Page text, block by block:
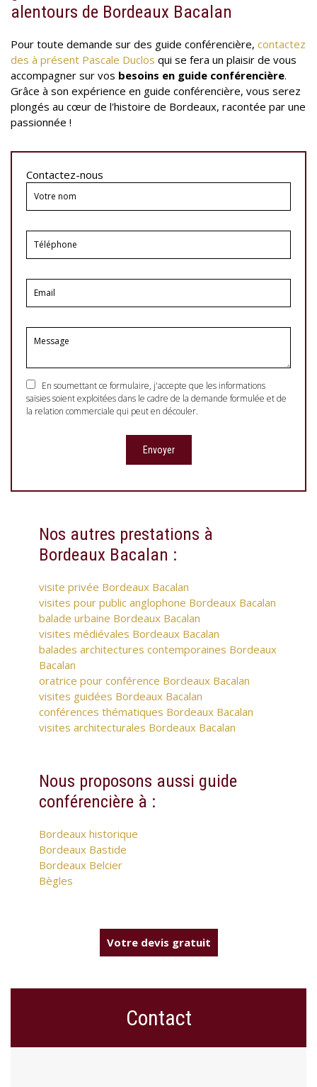
alentours de Bordeaux Bacalan
Pour toute demande sur des guide conférencière, contactez
des à présent Pascale Duclos qui se fera un plaisir de vous
accompagner sur vos besoins en guide conférencière.
Grâce à son expérience en guide conférencière, vous serez
plongés au cœur de l'histoire de Bordeaux, racontée par une
passionnée !
Contactez-nous
En soumettant ce formulaire, j'accepte que les informations
saisies soient exploitées dans le cadre de la demande formulée et de
la relation commerciale qui peut en découler.
Nos autres prestations à
Bordeaux Bacalan :
visite privée Bordeaux Bacalan
visites pour public anglophone Bordeaux Bacalan
balade urbaine Bordeaux Bacalan
visites médiévales Bordeaux Bacalan
balades architectures contemporaines Bordeaux
Bacalan
oratrice pour conférence Bordeaux Bacalan
visites guidées Bordeaux Bacalan
conférences thématiques Bordeaux Bacalan
visites architecturales Bordeaux Bacalan
Nous proposons aussi guide
conférencière à :
Bordeaux historique
Bordeaux Bastide
Bordeaux Belcier
Bègles
Votre devis gratuit
Contact